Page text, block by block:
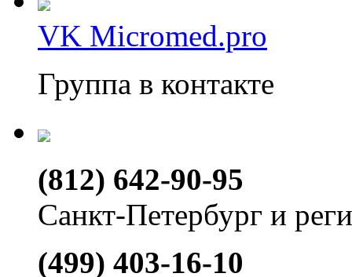
VK Micromed.pro
Группа в контакте
(812) 642-90-95
Санкт-Петербург и
(499) 403-16-10